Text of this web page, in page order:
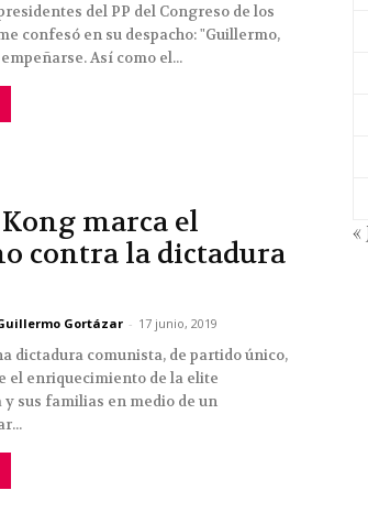
del PP del Congreso de los
confesó en su despacho: "Guillermo,
Así como el...
marca el
contra la dictadura
Gortázar - 17 junio, 2019
dictadura comunista, de partido único,
el enriquecimiento de la elite
sus familias en medio de un
«